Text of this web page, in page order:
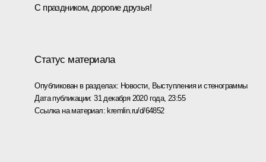
С праздником, дорогие друзья!
Статус материала
Опубликован в разделах: Новости, Выступления и стенограммы
Дата публикации:31 декабря 2020 года, 23:55
Ссылка на материал:kremlin.ru/d/64852